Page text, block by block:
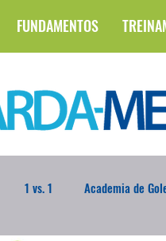
FUNDAMENTOS
1 vs. 1 Academia de